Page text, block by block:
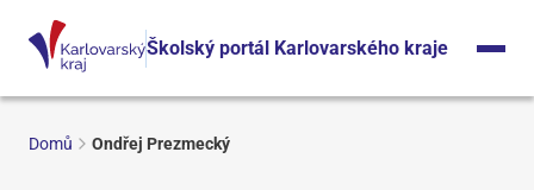
Školský portál Karlovarského kraje
Domů Ondřej Prezmecký